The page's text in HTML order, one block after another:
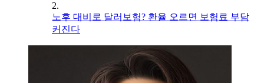
2.
노후 대비로 달러보험? 환율 오르면 보험료 부담
커진다